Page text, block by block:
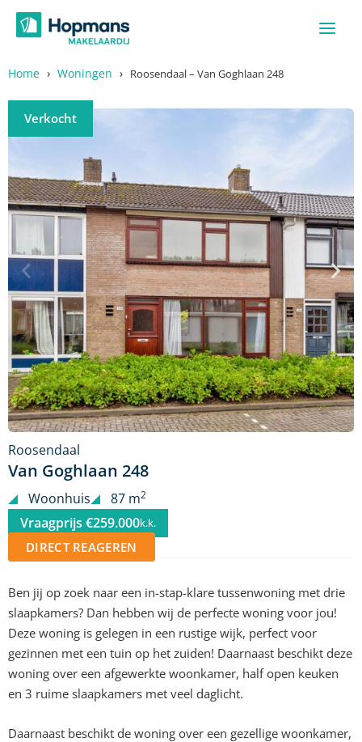
naar
inhoud
Home › Woningen › Roosendaal – Van Goghlaan 248
Verkocht
Roosendaal
Van Goghlaan 248
Woonhuis 87 m2
Vraagprijs €259.000k.k.
DIRECT REAGEREN
Ben jij op zoek naar een in-stap-klare tussenwoning met drie
slaapkamers? Dan hebben wij de perfecte woning voor jou!
Deze woning is gelegen in een rustige wijk, perfect voor
gezinnen met een tuin op het zuiden! Daarnaast beschikt deze
woning over een afgewerkte woonkamer, half open keuken
en 3 ruime slaapkamers met veel daglicht.
Daarnaast beschikt de woning over een gezellige woonkamer,